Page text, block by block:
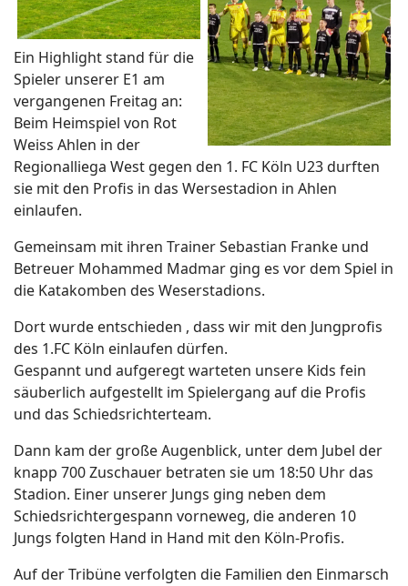
Ein Highlight stand für die
Spieler unserer E1 am
vergangenen Freitag an:
Beim Heimspiel von Rot
Weiss Ahlen in der
Regionalliega West gegen den 1. FC Köln U23 durften
sie mit den Profis in das Wersestadion in Ahlen
einlaufen.
Gemeinsam mit ihren Trainer Sebastian Franke und
Betreuer Mohammed Madmar ging es vor dem Spiel in
die Katakomben des Weserstadions.
Dort wurde entschieden , dass wir mit den Jungprofis
des 1.FC Köln einlaufen dürfen.
Gespannt und aufgeregt warteten unsere Kids fein
säuberlich aufgestellt im Spielergang auf die Profis
und das Schiedsrichterteam.
Dann kam der große Augenblick, unter dem Jubel der
knapp 700 Zuschauer betraten sie um 18:50 Uhr das
Stadion. Einer unserer Jungs ging neben dem
Schiedsrichtergespann vorneweg, die anderen 10
Jungs folgten Hand in Hand mit den Köln-Profis.
Auf der Tribüne verfolgten die Familien den Einmarsch